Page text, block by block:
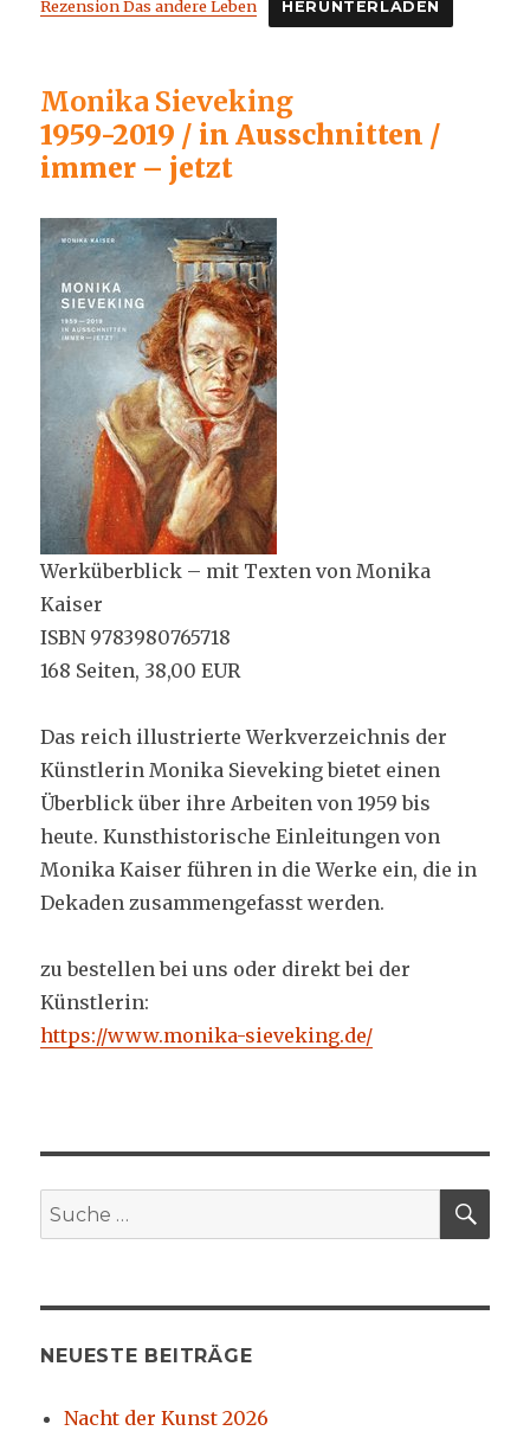
Rezension Das andere Leben HERUNTERLADEN
Monika Sieveking
1959-2019 / in Ausschnitten /
immer – jetzt
Werküberblick – mit Texten von Monika
Kaiser
ISBN 9783980765718
168 Seiten, 38,00 EUR
Das reich illustrierte Werkverzeichnis der
Künstlerin Monika Sieveking bietet einen
Überblick über ihre Arbeiten von 1959 bis
heute. Kunsthistorische Einleitungen von
Monika Kaiser führen in die Werke ein, die in
Dekaden zusammengefasst werden.
zu bestellen bei uns oder direkt bei der
Künstlerin:
https://www.monika-sieveking.de/
Suche
nach:
NEUESTE BEITRÄGE
Nacht der Kunst 2026